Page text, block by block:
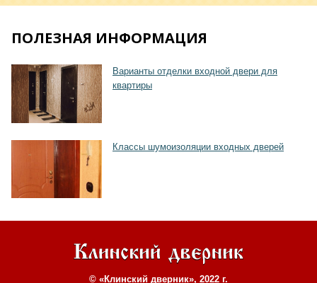
ПОЛЕЗНАЯ ИНФОРМАЦИЯ
Варианты отделки входной двери для
квартиры
Классы шумоизоляции входных дверей
© «Клинский дверник», 2022 г.